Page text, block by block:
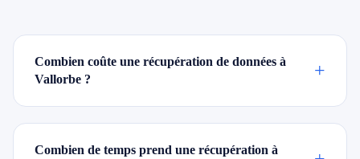
Combien coûte une récupération de données à
Vallorbe ?
+
Combien de temps prend une récupération à